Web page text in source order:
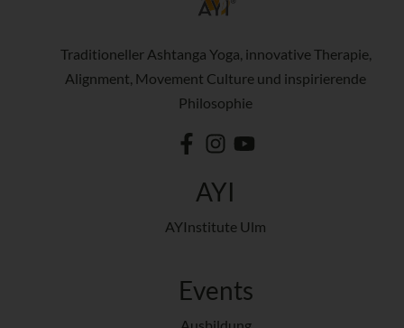
Traditioneller Ashtanga Yoga, innovative Therapie,
Alignment, Movement Culture und inspirierende
Philosophie
AYI
AYInstitute Ulm
Events